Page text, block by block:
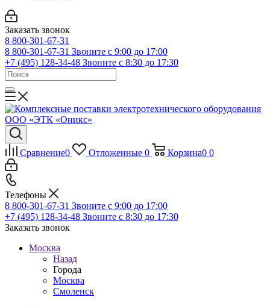
Заказать звонок
8 800-301-67-31
8 800-301-67-31 Звоните с 9:00 до 17:00
+7 (495) 128-34-48 Звоните с 8:30 до 17:30
Сравнение0 Отложенные 0 Корзина0 0
Телефоны
8 800-301-67-31 Звоните с 9:00 до 17:00
+7 (495) 128-34-48 Звоните с 8:30 до 17:30
Заказать звонок
Москва
Назад
Города
Москва
Смоленск